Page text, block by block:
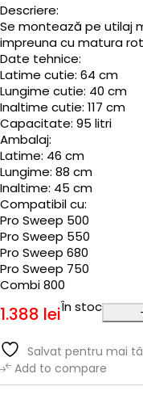
Descriere:
Se montează pe utilaj
impreuna cu matura
Date tehnice:
Latime cutie: 64 cm
Lungime cutie: 40 cm
Inaltime cutie: 117 cm
Capacitate: 95 litri
Ambalaj:
Latime: 46 cm
Lungime: 88 cm
Inaltime: 45 cm
Compatibil cu:
Pro Sweep 500
Pro Sweep 550
Pro Sweep 680
Pro Sweep 750
Combi 800
1.388 leiÎn stoc
Salvat pentru mai
Add to compare